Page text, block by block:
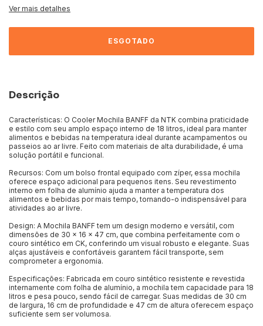
Ver mais detalhes
Descrição
Características: O Cooler Mochila BANFF da NTK combina praticidade
e estilo com seu amplo espaço interno de 18 litros, ideal para manter
alimentos e bebidas na temperatura ideal durante acampamentos ou
passeios ao ar livre. Feito com materiais de alta durabilidade, é uma
solução portátil e funcional.
Recursos: Com um bolso frontal equipado com zíper, essa mochila
oferece espaço adicional para pequenos itens. Seu revestimento
interno em folha de alumínio ajuda a manter a temperatura dos
alimentos e bebidas por mais tempo, tornando-o indispensável para
atividades ao ar livre.
Design: A Mochila BANFF tem um design moderno e versátil, com
dimensões de 30 x 16 x 47 cm, que combina perfeitamente com o
couro sintético em CK, conferindo um visual robusto e elegante. Suas
alças ajustáveis e confortáveis garantem fácil transporte, sem
comprometer a ergonomia.
Especificações: Fabricada em couro sintético resistente e revestida
internamente com folha de alumínio, a mochila tem capacidade para 18
litros e pesa pouco, sendo fácil de carregar. Suas medidas de 30 cm
de largura, 16 cm de profundidade e 47 cm de altura oferecem espaço
suficiente sem ser volumosa.